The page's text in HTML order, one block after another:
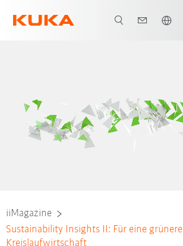
iiMagazine
Sustainability Insights II: Für eine grünere
Kreislaufwirtschaft